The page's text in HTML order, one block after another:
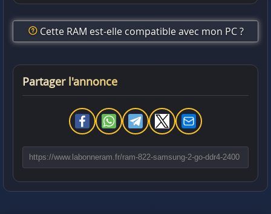
Cette RAM est-elle compatible avec mon PC ?
Partager l'annonce